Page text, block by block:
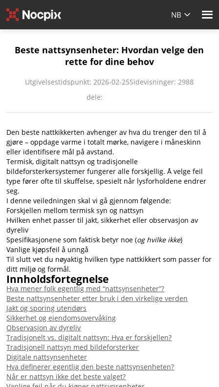
NB
Beste nattsynsenheter: Hvordan velge den
rette for dine behov
Utgivelsestidspunkt: 2026-02-25Sidevisninger: 2988
dele:
Den beste nattkikkerten avhenger av hva du trenger den til å
gjøre – oppdage varme i totalt mørke, navigere i måneskinn
eller identifisere mål på avstand.
Termisk, digitalt nattsyn og tradisjonelle
bildeforsterkersystemer fungerer alle forskjellig. Å velge feil
type fører ofte til skuffelse, spesielt når lysforholdene endrer
seg.
I denne veiledningen skal vi gå gjennom følgende:
Forskjellen mellom termisk syn og nattsyn
Hvilken enhet passer til jakt, sikkerhet eller observasjon av
dyreliv
Spesifikasjonene som faktisk betyr noe (og hvilke ikke)
Vanlige kjøpsfeil å unngå
Til slutt vet du nøyaktig hvilken type nattkikkert som passer for
ditt miljø og formål.
Innholdsfortegnelse
Hva mener folk egentlig med “nattsynsenheter”?
Beste nattsynsenheter etter bruk i den virkelige verden
Jakt og sporing utendørs
Sikkerhet og eiendomsovervåking
Observasjon av dyreliv
Tradisjonelt vs. digitalt nattsyn: Hva er forskjellen?
Tradisjonell nattsyn med bildeforsterker
Digitale nattsynsenheter
Hva definerer egentlig den beste nattsynsenheten?
Når er nattsyn ikke det beste valget?